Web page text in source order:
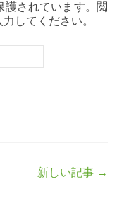
護されています。閲
してください。
新しい記事 →